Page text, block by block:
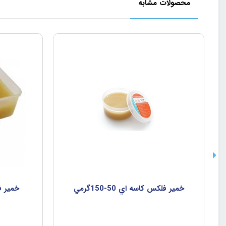
محصولات مشابه
خمير فلکس کاسه اي 50-150گرمي
خمير